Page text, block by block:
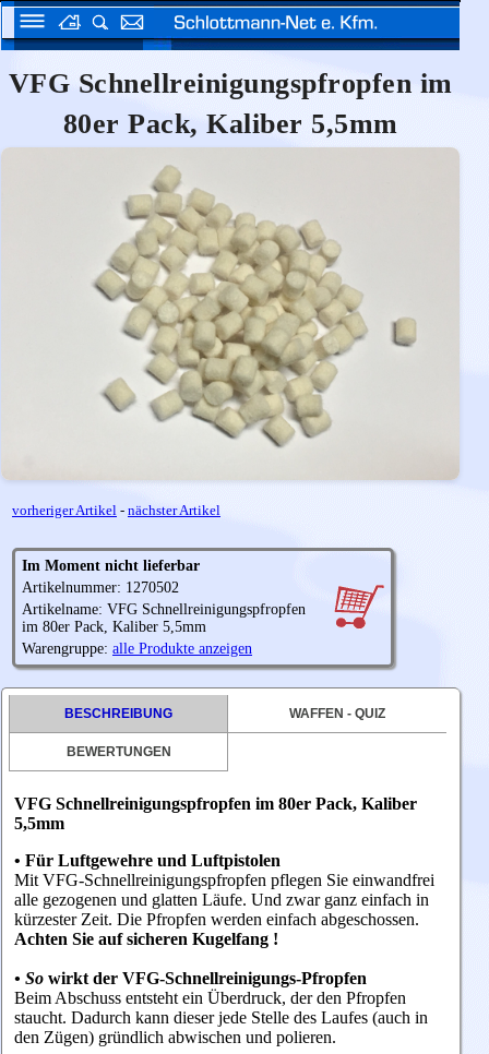
VFG Schnellreinigungspfropfen im
80er Pack, Kaliber 5,5mm
vorheriger Artikel - nächster Artikel
Im Moment nicht lieferbar
Artikelnummer: 1270502
Artikelname: VFG Schnellreinigungspfropfen
im 80er Pack, Kaliber 5,5mm
Warengruppe: alle Produkte anzeigen
BESCHREIBUNG WAFFEN - QUIZ
BEWERTUNGEN
VFG Schnellreinigungspfropfen im 80er Pack, Kaliber
5,5mm
• Für Luftgewehre und Luftpistolen
Mit VFG-Schnellreinigungspfropfen pflegen Sie einwandfrei
alle gezogenen und glatten Läufe. Und zwar ganz einfach in
kürzester Zeit. Die Pfropfen werden einfach abgeschossen.
Achten Sie auf sicheren Kugelfang !
• So wirkt der VFG-Schnellreinigungs-Pfropfen
Beim Abschuss entsteht ein Überdruck, der den Pfropfen
staucht. Dadurch kann dieser jede Stelle des Laufes (auch in
den Zügen) gründlich abwischen und polieren.